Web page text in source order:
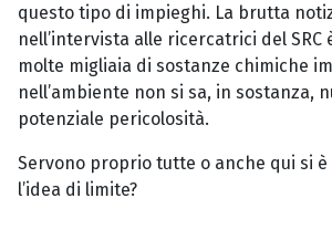
questo tipo di impieghi. La brutta
nell’intervista alle ricercatrici del SRC
molte migliaia di sostanze chimiche
nell’ambiente non si sa, in sostanza,
potenziale pericolosità.
Servono proprio tutte o anche qui si
l’idea di limite?